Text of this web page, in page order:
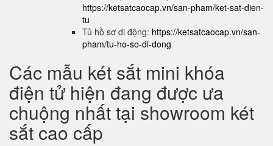
https://ketsatcaocap.vn/san-pham/ket-sat-dien-
tu
Tủ hồ sơ di động: https://ketsatcaocap.vn/san-
pham/tu-ho-so-di-dong
Các mẫu két sắt mini khóa
điện tử hiện đang được ưa
chuộng nhất tại showroom két
sắt cao cấp